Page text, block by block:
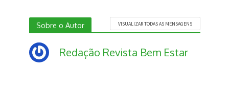
Sobre o Autor VISUALIZAR TODAS AS MENSAGENS
Redação Revista Bem Estar